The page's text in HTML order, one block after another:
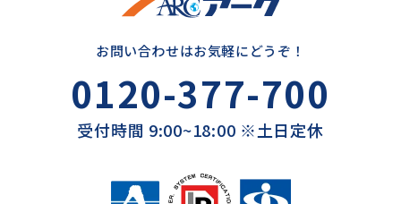
お問い合わせはお気軽にどうぞ！
0120-377-700
受付時間 9:00~18:00 ※土日定休